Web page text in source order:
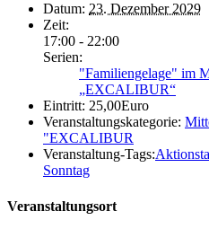
Datum: 23. Dezember 2029
Zeit:
17:00 - 22:00
Serien:
"Familiengelage" im
„EXCALIBUR“
Eintritt: 25,00Euro
Veranstaltungskategorie:
"EXCALIBUR
Veranstaltung-Tags:
Sonntag
Veranstaltungsort